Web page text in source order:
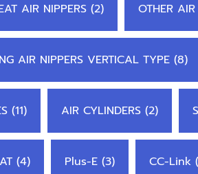
AIR NIPPERS (2) OTHER
AIR NIPPERS VERTICAL TYPE (8)
(11) AIR CYLINDERS (2)
(4) Plus-E (3) CC-Link